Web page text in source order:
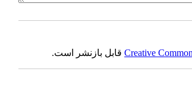
Creativeقابل بازنشر است.